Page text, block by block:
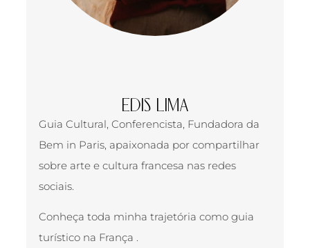
EDIS LIMA
Guia Cultural, Conferencista, Fundadora da
Bem in Paris, apaixonada por compartilhar
sobre arte e cultura francesa nas redes
sociais.
Conheça toda minha trajetória como guia
turístico na França .